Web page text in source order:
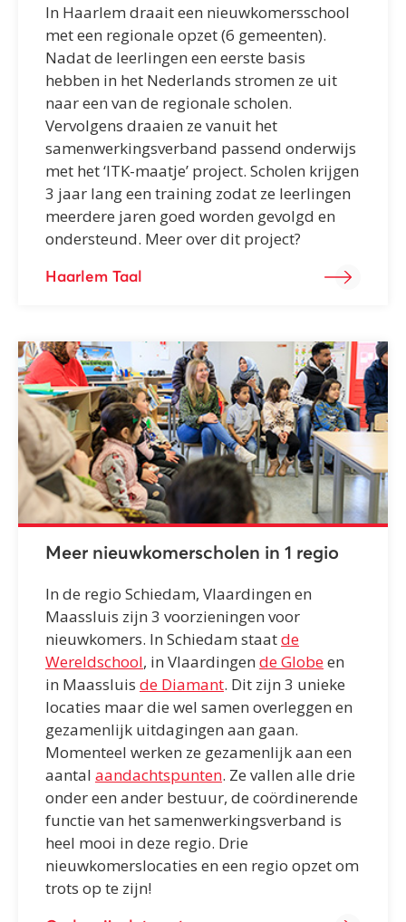
In Haarlem draait een nieuwkomersschool
met een regionale opzet (6 gemeenten).
Nadat de leerlingen een eerste basis
hebben in het Nederlands stromen ze uit
naar een van de regionale scholen.
Vervolgens draaien ze vanuit het
samenwerkingsverband passend onderwijs
met het ‘ITK-maatje’ project. Scholen krijgen
3 jaar lang een training zodat ze leerlingen
meerdere jaren goed worden gevolgd en
ondersteund. Meer over dit project?
Haarlem Taal
Meer nieuwkomerscholen in 1 regio
In de regio Schiedam, Vlaardingen en
Maassluis zijn 3 voorzieningen voor
nieuwkomers. In Schiedam staatde
Wereldschool, in Vlaardingen de Globeen
in Maassluis de Diamant. Dit zijn 3 unieke
locaties maar die wel samen overleggen en
gezamenlijk uitdagingen aan gaan.
Momenteel werken ze gezamenlijk aan een
aantal aandachtspunten. Ze vallen alle drie
onder een ander bestuur, de coördinerende
functie van het samenwerkingsverband is
heel mooi in deze regio. Drie
nieuwkomerslocaties en een regio opzet om
trots op te zijn!